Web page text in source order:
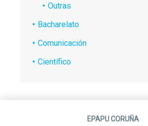
Outras
Bacharelato
Comunicación
Científico
EPAPU CORUÑA